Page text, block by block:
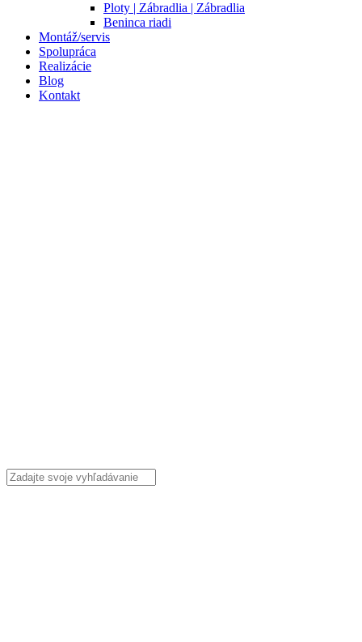
Ploty | Zábradlia | Zábradlia
Beninca riadi
Montáž/servis
Spolupráca
Realizácie
Blog
Kontakt